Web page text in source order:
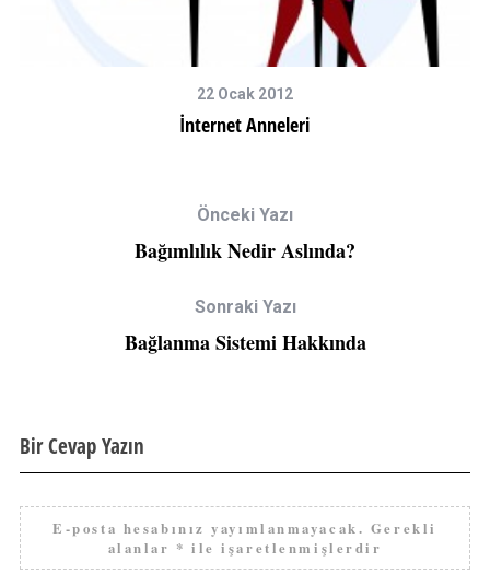
22 Ocak 2012
İnternet Anneleri
Önceki Yazı
Bağımlılık Nedir Aslında?
Sonraki Yazı
Bağlanma Sistemi Hakkında
Bir Cevap Yazın
E-posta hesabınız yayımlanmayacak. Gerekli
alanlar * ile işaretlenmişlerdir